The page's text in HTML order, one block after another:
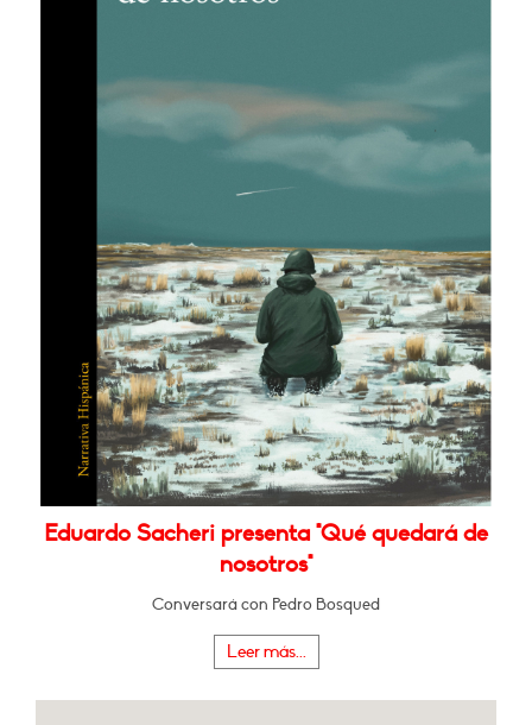
Eduardo Sacheri presenta "Qué quedará de
nosotros"
Conversará con Pedro Bosqued
Leer más...